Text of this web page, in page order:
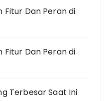
Fitur Dan Peran di
Fitur Dan Peran di
Terbesar Saat Ini